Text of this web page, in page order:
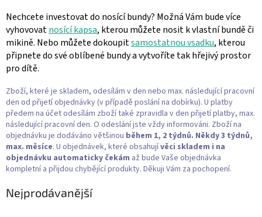
Nechcete investovat do nosící bundy? Možná Vám bude více
vyhovovatnosící kapsa, kterou můžete nosit k vlastní bundě či
mikině. Nebo můžete dokoupitsamostatnou vsadku, kterou
připnete do své oblíbené bundy a vytvoříte tak hřejivý prostor
pro dítě.
Zboží, které je skladem, odesílám v den nebo max. následující pracovní
den od přijetí objednávky (v případě poslání na dobírku). U platby
předem na účet odesílám zboží také zpravidla v den přijetí platby, max.
následující pracovní den. O odeslání jste vždy informováni. Zboží na
objednávku je dodáváno většinou během 1, 2 týdnů. Někdy 3 týdnů,
max. měsíce. U objednávek, které obsahujívěci skladem i na
objednávku automaticky čekám až bude Vaše objednávka
kompletní a přijdou chybějící produkty. Děkuji Vám za pochopení.
Nejprodávanější